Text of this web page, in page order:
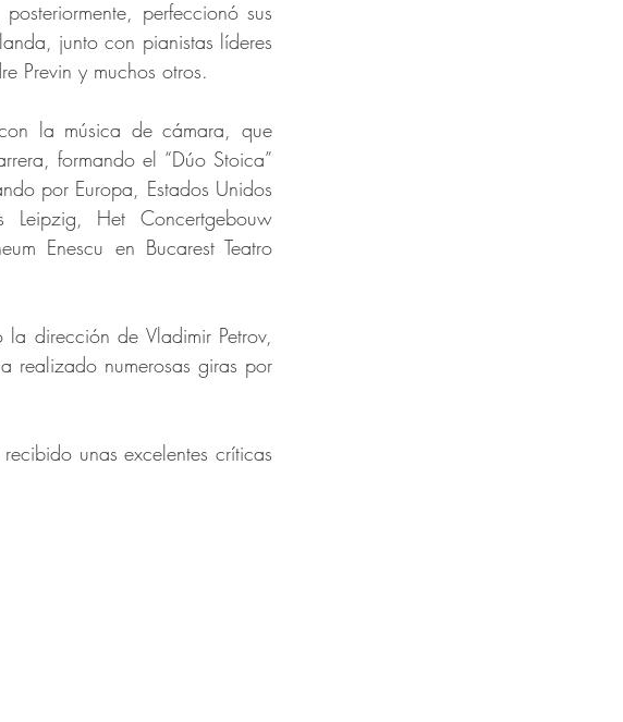
perfeccionó sus
junto con pianistas líderes
Previn y muchos otros.
la música de cámara, que
formando el “Dúo Stoica”
por Europa, Estados Unidos
Het Concertgebouw
Enescu en Bucarest Teatro
dirección de Vladimir Petrov,
realizado numerosas giras por
unas excelentes críticas